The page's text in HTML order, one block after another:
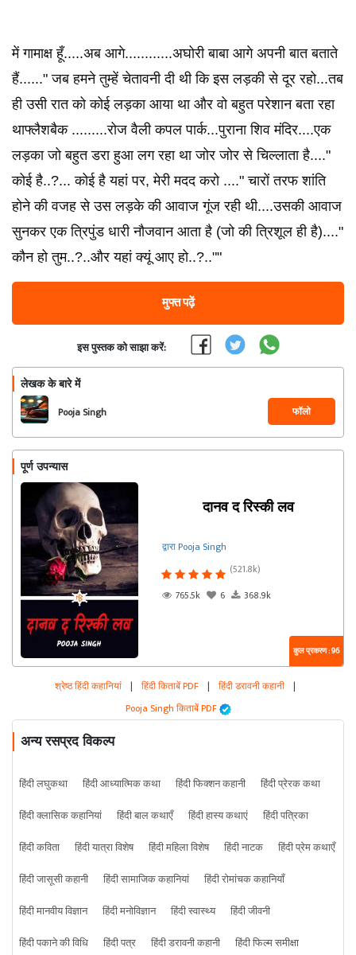
में गामाक्ष हूँ.....अब आगे............अघोरी बाबा आगे अपनी बात बताते
हैं......" जब हमने तुम्हें चेतावनी दी थी कि इस लड़की से दूर रहो...तब
ही उसी रात को कोई लड़का आया था और वो बहुत परेशान बता रहा
थाफ्लैशबैक .........रोज वैली कपल पार्क...पुराना शिव मंदिर....एक
लड़का जो बहुत डरा हुआ लग रहा था जोर जोर से चिल्लाता है...."
कोई है..?... कोई है यहां पर, मेरी मदद करो ...." चारों तरफ शांति
होने की वजह से उस लड़के की आवाज गूंज रही थी....उसकी आवाज
सुनकर एक त्रिपुंड धारी नौजवान आता है (जो की त्रिशूल ही है)...."
कौन हो तुम..?..और यहां क्यूं आए हो..?..""
मुफ्त पढ़ें
इस पुस्तक को साझा करें:
लेखक के बारे में
Pooja Singh फॉलो
पूर्ण उपन्यास
दानव द रिस्की लव
द्वारा Pooja Singh
(521.8k)
765.5k
6 368.9k
कुल प्रकरण : 96
श्रेष्ठ हिंदी कहानियां | हिंदी किताबें PDF | हिंदी डरावनी कहानी |
Pooja Singh किताबें PDF
अन्य रसप्रद विकल्प
हिंदी लघुकथा हिंदी आध्यात्मिक कथा हिंदी फिक्शन कहानी
हिंदी प्रेरक कथा
हिंदी क्लासिक कहानियां
हिंदी बाल कथाएँ हिंदी हास्य कथाएं
हिंदी पत्रिका
हिंदी कविता
हिंदी यात्रा विशेष हिंदी महिला विशेष हिंदी नाटक
हिंदी प्रेम कथाएँ
हिंदी जासूसी कहानी
हिंदी सामाजिक कहानियां
हिंदी रोमांचक कहानियाँ
हिंदी मानवीय विज्ञान
हिंदी मनोविज्ञान हिंदी स्वास्थ्य
हिंदी जीवनी
हिंदी पकाने की विधि
हिंदी पत्र हिंदी डरावनी कहानी हिंदी फिल्म समीक्षा